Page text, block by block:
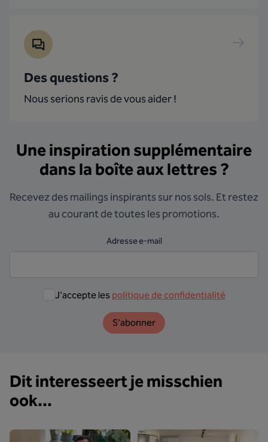
Des questions ?
Nous serions ravis de vous aider !
Une inspiration supplémentaire
dans la boîte aux lettres ?
Recevez des mailings inspirants sur nos sols. Et restez
au courant de toutes les promotions.
Adresse e-mail
J'accepte les politique de confidentialité
S'abonner
Dit interesseert je misschien
ook...